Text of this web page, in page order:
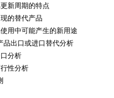
期的特点
代产品
能产生的新用途
口或进口替代分析
析
分析